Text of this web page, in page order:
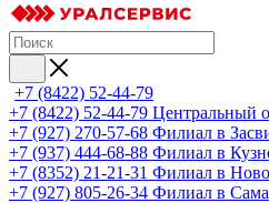
+7 (8422) 52-44-79
+7 (8422) 52-44-79 Центральный
+7 (927) 270-57-68 Филиал в
+7 (937) 444-68-88 Филиал в
+7 (8352) 21-21-31 Филиал в
+7 (927) 805-26-34 Филиал в